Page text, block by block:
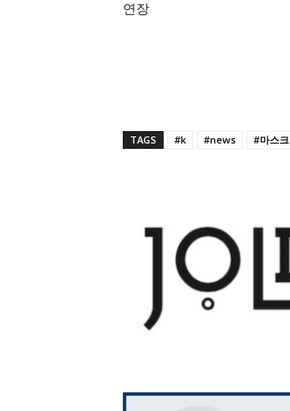
연장
TAGS #k #news #마스크